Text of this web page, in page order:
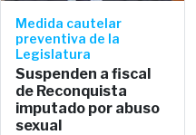
Medida cautelar
preventiva de la
Legislatura
Suspenden a fiscal
de Reconquista
imputado por abuso
sexual